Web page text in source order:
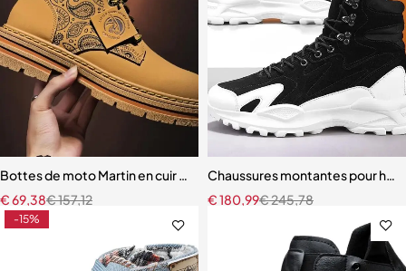
Bottes de moto Martin en cuir jaune pour hommes
€157,12
€69,38
Chaussures montantes pour
€245,78
€180,99
-15%